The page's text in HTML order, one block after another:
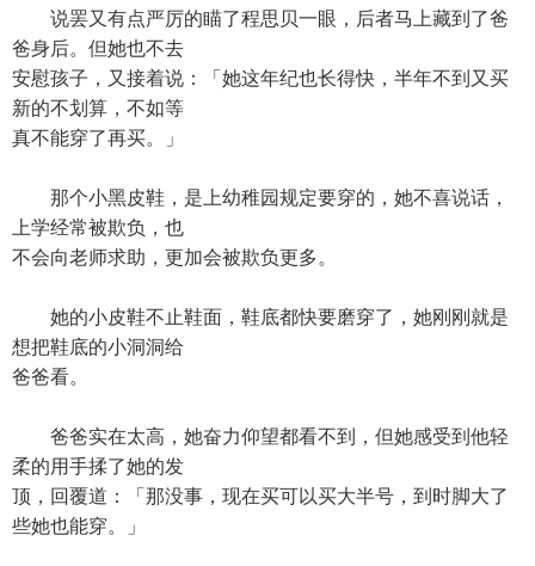
说罢又有点严厉的瞄了程思贝一眼，后者马上藏到了爸
爸身后。但她也不去
安慰孩子，又接着说：「她这年纪也长得快，半年不到又买
新的不划算，不如等
真不能穿了再买。」
那个小黑皮鞋，是上幼稚园规定要穿的，她不喜说话，
上学经常被欺负，也
不会向老师求助，更加会被欺负更多。
她的小皮鞋不止鞋面，鞋底都快要磨穿了，她刚刚就是
想把鞋底的小洞洞给
爸爸看。
爸爸实在太高，她奋力仰望都看不到，但她感受到他轻
柔的用手揉了她的发
顶，回覆道：「那没事，现在买可以买大半号，到时脚大了
些她也能穿。」